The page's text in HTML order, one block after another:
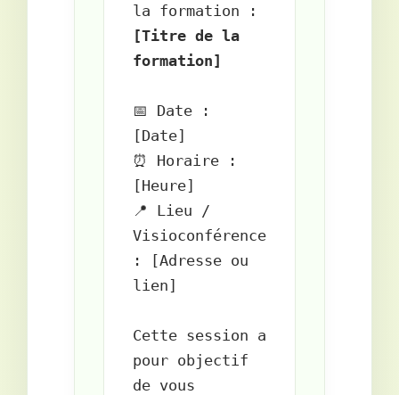
[Titre de la
formation]
📅 Date :
[Date]
⏰ Horaire :
[Heure]
📍 Lieu /
Visioconférence
: [Adresse ou
lien]
Cette session a
pour objectif
de vous